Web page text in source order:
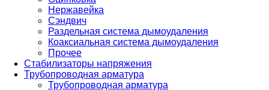
Нержавейка
Сэндвич
Раздельная система дымоудаления
Коаксиальная система дымоудаления
Прочее
Стабилизаторы напряжения
Трубопроводная арматура
Трубопроводная арматура